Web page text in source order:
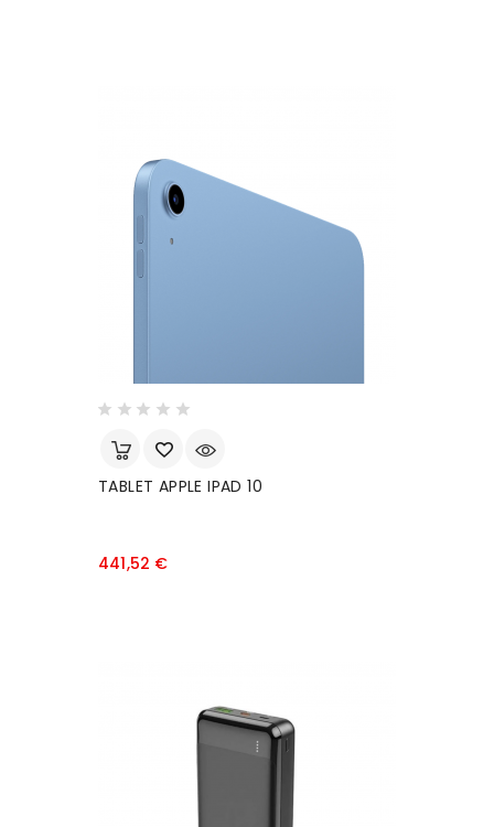
TABLET APPLE IPAD 10
441,52 €Prezzo